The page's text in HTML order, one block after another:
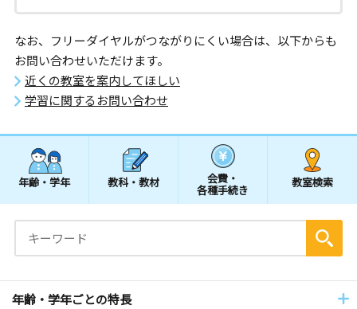
なお、フリーダイヤルがつながりにくい場合は、以下からも
お問い合わせいただけます。
近くの教室を案内してほしい
学習に関するお問い合わせ
年齢・学年 教科・教材 会費・
各種手続き
教室検索
年齢・学年ごとの特長